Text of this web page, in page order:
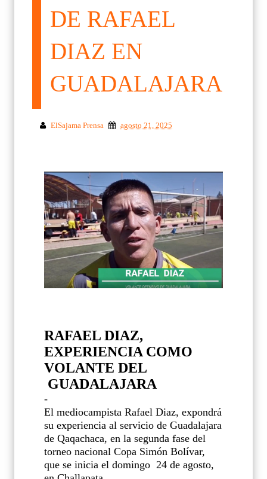
DE RAFAEL
DIAZ EN
GUADALAJARA
ElSajama Prensa agosto 21, 2025
RAFAEL DIAZ,
EXPERIENCIA COMO
VOLANTE DEL
GUADALAJARA
-
El mediocampista Rafael Diaz, expondrá
su experiencia al servicio de Guadalajara
de Qaqachaca, en la segunda fase del
torneo nacional Copa Simón Bolívar,
que se inicia el domingo 24 de agosto,